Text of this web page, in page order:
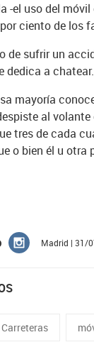
-el uso del
ciento de los
de sufrir un
dedica a chatear.
mayoría
al
tres de cada
o bien él u otra
Madrid | 31/
Carreteras